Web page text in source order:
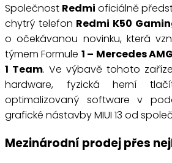
Společnost Redmi oficiálně
chytrý telefon Redmi K50
o očekávanou novinku, která
týmem Formule 1 – Mercedes
1 Team. Ve výbavě tohoto
hardware, fyzická herní
optimalizovaný software v
grafické nástavby MIUI 13 od
Mezinárodní prodej přes